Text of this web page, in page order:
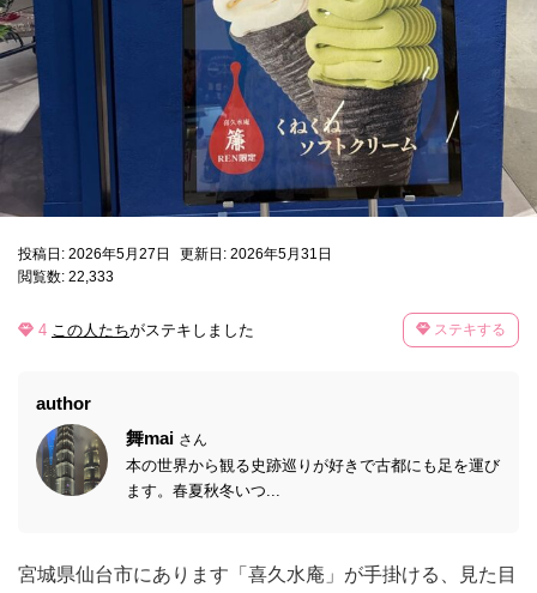
投稿日: 2026年5月27日
更新日: 2026年5月31日
閲覧数: 22,333
4 この人たちがステキしました ステキする
author
舞mai さん
本の世界から観る史跡巡りが好きで古都にも足を運び
ます。春夏秋冬いつ...
宮城県仙台市にあります「喜久水庵」が手掛ける、見た目